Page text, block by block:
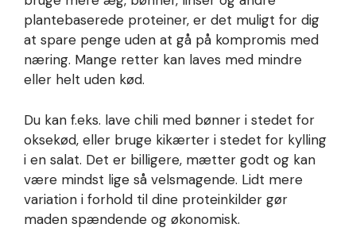
plantebaserede proteiner, er det muligt for dig
at spare penge uden at gå på kompromis med
næring. Mange retter kan laves med mindre
eller helt uden kød.
Du kan f.eks. lave chili med bønner i stedet for
oksekød, eller bruge kikærter i stedet for kylling
i en salat. Det er billigere, mætter godt og kan
være mindst lige så velsmagende. Lidt mere
variation i forhold til dine proteinkilder gør
maden spændende og økonomisk.